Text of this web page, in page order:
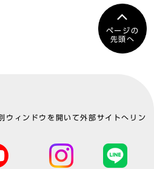
ページの
先頭へ
ウィンドウを開いて外部サイトへリン